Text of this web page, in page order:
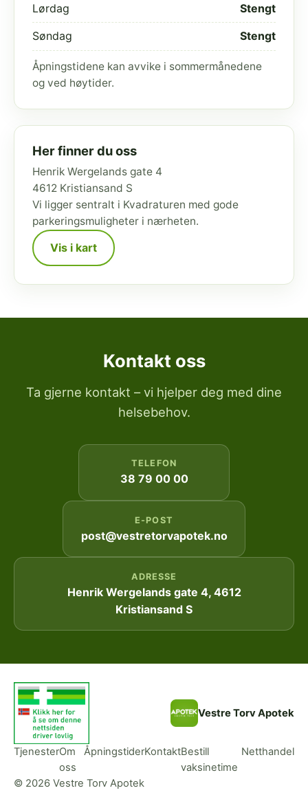
Lørdag Stengt
Søndag Stengt
Åpningstidene kan avvike i sommermånedene
og ved høytider.
Her finner du oss
Henrik Wergelands gate 4
4612 Kristiansand S
Vi ligger sentralt i Kvadraturen med gode
parkeringsmuligheter i nærheten.
Vis i kart
Kontakt oss
Ta gjerne kontakt – vi hjelper deg med dine
helsebehov.
TELEFON
38 79 00 00
E-POST
post@vestretorvapotek.no
ADRESSE
Henrik Wergelands gate 4, 4612
Kristiansand S
Vestre Torv Apotek
TjenesterOm
oss
ÅpningstiderKontaktBestill
vaksinetime
Netthandel
© 2026 Vestre Torv Apotek